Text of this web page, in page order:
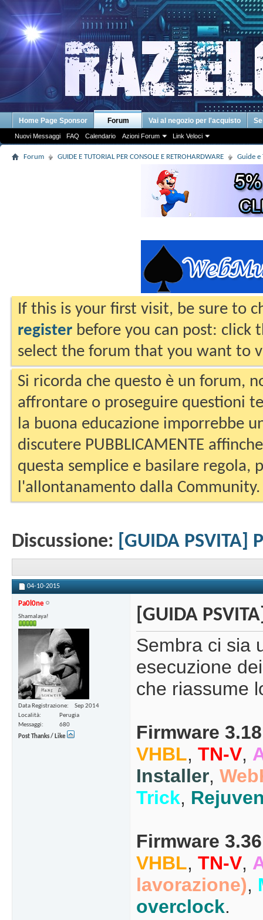
Home Page Sponsor Forum
Nuovi Messaggi FAQ Calendario Azioni Forum Link Veloci
Vai al negozio per l'acquisto
Forum GUIDE E TUTORIAL PER CONSOLE E RETROHARDWARE Guide e
If this is your first visit, be sure to
register before you can post: click
select the forum that you want to
Si ricorda che questo è un forum,
affrontare o proseguire questioni
la buona educazione imporrebbe
discutere PUBBLICAMENTE
questa semplice e basilare regola,
l'allontanamento dalla Community.
Discussione: [GUIDA
04-10-2015
Pa0l0ne
Shamalaya!
Data Registrazione
Sep 2014
Località
Perugia
Messaggi
680
Post Thanks / Like
[GUIDA
Sembra ci sia
esecuzione
che riassume
Firmware 3.18
VHBL, TN-V,
Installer,
Trick,
Firmware 3.36
VHBL, TN-V,
lavorazione),
overclock.